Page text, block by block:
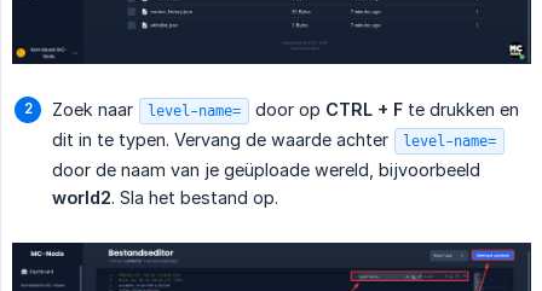
Zoek naar level-name= door op CTRL + F te drukken en
dit in te typen. Vervang de waarde achter
level-name=
door de naam van je geüploade wereld, bijvoorbeeld
world2. Sla het bestand op.